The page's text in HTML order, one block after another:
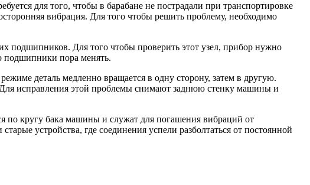
для того, чтобы в барабане не пострадали при транспортировке
вибрация. Для того чтобы решить проблему, необходимо
подшипников. Для того чтобы проверить этот узел, прибор нужно
подшипники пора менять.
деталь медленно вращается в одну сторону, затем в другую.
Для исправления этой проблемы снимают заднюю стенку машины и
по кругу бака машины и служат для погашения вибраций от
устройства, где соединения успели разболтаться от постоянной